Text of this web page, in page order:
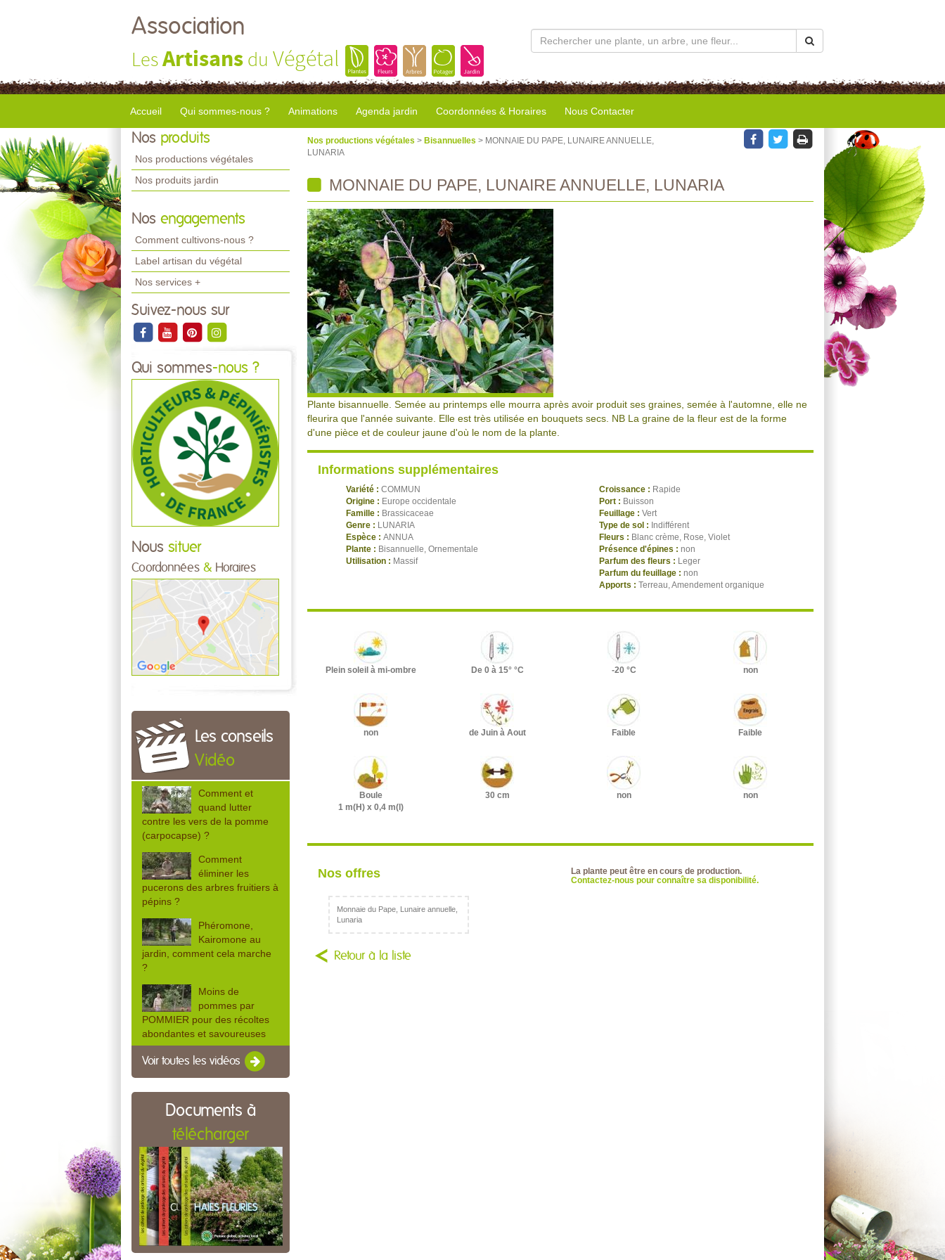
Association
LesArtisans du Végétal
Accueil Qui sommes-nous ? Animations Agenda jardin Coordonnées & Horaires Nous Contacter
Nos produits
Nos productions végétales
Nos produits jardin
Nos engagements
Comment cultivons-nous ?
Label artisan du végétal
Nos services +
Suivez-nous sur
Qui sommes-nous ?
Nous situer
Coordonnées & Horaires
Les conseils
Vidéo
Comment et
quand lutter
contre les vers de la pomme
(carpocapse) ?
Comment
éliminer les
pucerons des arbres fruitiers à
pépins ?
Phéromone,
Kairomone au
jardin, comment cela marche
?
Moins de
pommes par
POMMIER pour des récoltes
abondantes et savoureuses
Voir toutes les vidéos
Documents à
télécharger
Nos productions végétales > Bisannuelles > MONNAIE DU PAPE, LUNAIRE ANNUELLE,
LUNARIA
MONNAIE DU PAPE, LUNAIRE ANNUELLE, LUNARIA
Plante bisannuelle. Semée au printemps elle mourra après avoir produit ses graines, semée à l'automne, elle ne
fleurira que l'année suivante. Elle est très utilisée en bouquets secs. NB La graine de la fleur est de la forme
d'une pièce et de couleur jaune d'où le nom de la plante.
Informations supplémentaires
Variété : COMMUN
Origine : Europe occidentale
Famille : Brassicaceae
Genre : LUNARIA
Espèce : ANNUA
Plante : Bisannuelle, Ornementale
Utilisation : Massif
Croissance : Rapide
Port : Buisson
Feuillage : Vert
Type de sol : Indifférent
Fleurs : Blanc crème, Rose, Violet
Présence d'épines : non
Parfum des fleurs : Leger
Parfum du feuillage : non
Apports : Terreau, Amendement organique
Plein soleil à mi-ombre De 0 à 15° °C -20 °C non
non de Juin à Aout Faible Faible
Boule
1 m(H) x 0,4 m(l)
30 cm non non
Nos offres
La plante peut être en cours de production.
Contactez-nous pour connaître sa disponibilité.
Monnaie du Pape, Lunaire annuelle,
Lunaria
Retour à la liste